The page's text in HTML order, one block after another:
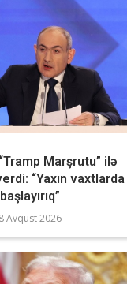
Marşrutu” ilə
“Yaxın vaxtlarda
başlayırıq”
8 Avqust 2026